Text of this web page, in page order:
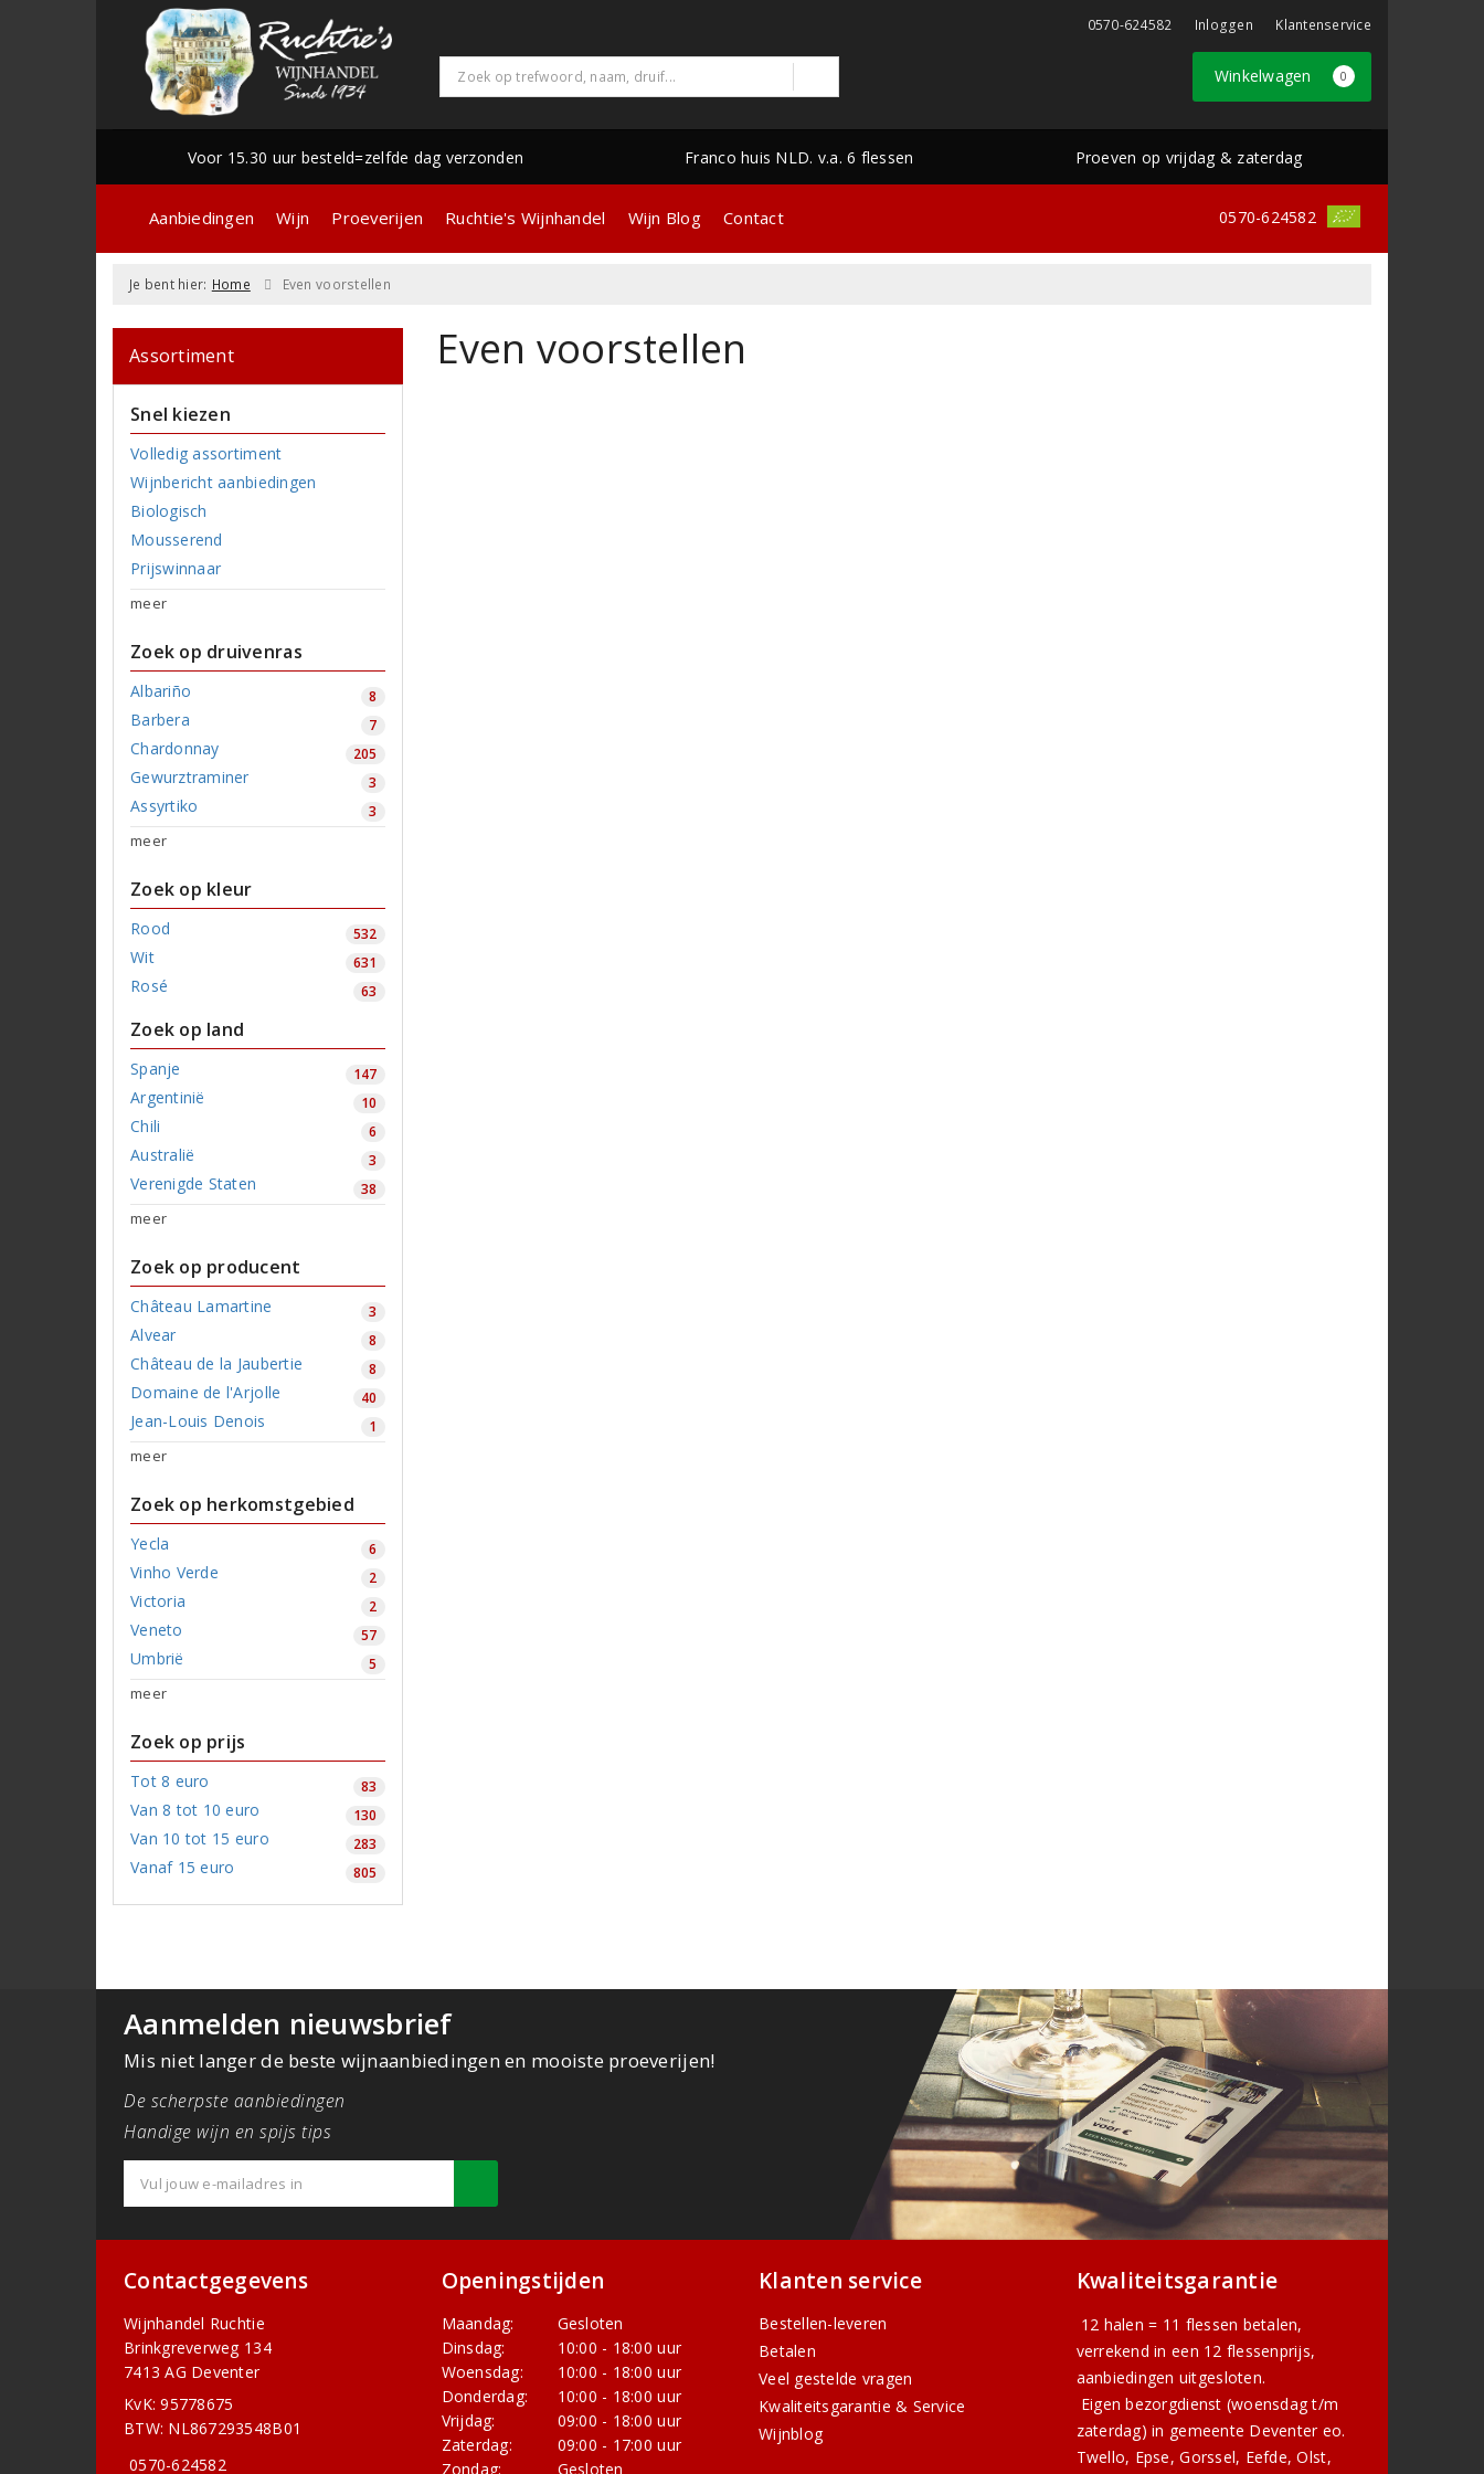
0570-624582 Inloggen Klantenservice
Winkelwagen 0
Voor 15.30 uur besteld=zelfde dag verzonden Franco huis NLD. v.a. 6 flessen Proeven op vrijdag & zaterdag
Aanbiedingen Wijn Proeverijen Ruchtie's Wijnhandel Wijn Blog Contact 0570-624582
Je bent hier: Home Even voorstellen
Assortiment
Snel kiezen
Volledig assortiment
Wijnbericht aanbiedingen
Biologisch
Mousserend
Prijswinnaar
meer
Zoek op druivenras
Albariño 8
Barbera 7
Chardonnay 205
Gewurztraminer 3
Assyrtiko 3
meer
Zoek op kleur
Rood 532
Wit 631
Rosé 63
Zoek op land
Spanje 147
Argentinië 10
Chili 6
Australië 3
Verenigde Staten 38
meer
Zoek op producent
Château Lamartine 3
Alvear 8
Château de la Jaubertie 8
Domaine de l'Arjolle 40
Jean-Louis Denois 1
meer
Zoek op herkomstgebied
Yecla 6
Vinho Verde 2
Victoria 2
Veneto 57
Umbrië 5
meer
Zoek op prijs
Tot 8 euro 83
Van 8 tot 10 euro 130
Van 10 tot 15 euro 283
Vanaf 15 euro 805
Even voorstellen
Aanmelden nieuwsbrief
Mis niet langer de beste wijnaanbiedingen en mooiste proeverijen!
De scherpste aanbiedingen
Handige wijn en spijs tips
Contactgegevens
Wijnhandel Ruchtie
Brinkgreverweg 134
7413 AG Deventer
KvK: 95778675
BTW: NL867293548B01
0570-624582
Openingstijden
Maandag:
Gesloten
Dinsdag:
10:00 - 18:00 uur
Woensdag:
10:00 - 18:00 uur
Donderdag:
10:00 - 18:00 uur
Vrijdag:
09:00 - 18:00 uur
Zaterdag:
09:00 - 17:00 uur
Zondag:
Gesloten
Klanten service
Bestellen-leveren
Betalen
Veel gestelde vragen
Kwaliteitsgarantie & Service
Wijnblog
Kwaliteitsgarantie
12 halen = 11 flessen betalen,
verrekend in een 12 flessenprijs,
aanbiedingen uitgesloten.
Eigen bezorgdienst (woensdag t/m
zaterdag) in gemeente Deventer eo.
Twello, Epse, Gorssel, Eefde, Olst,